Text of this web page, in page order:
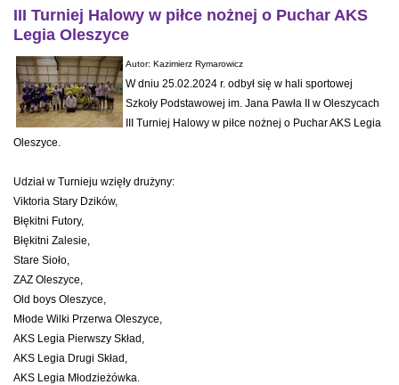
III Turniej Halowy w piłce nożnej o Puchar AKS
Legia Oleszyce
Autor: Kazimierz Rymarowicz
W dniu 25.02.2024 r. odbył się w hali sportowej
Szkoły Podstawowej im. Jana Pawła II w Oleszycach
III Turniej Halowy w piłce nożnej o Puchar AKS Legia
Oleszyce.
Udział w Turnieju wzięły drużyny:
Viktoria Stary Dzików,
Błękitni Futory,
Błękitni Zalesie,
Stare Sioło,
ZAZ Oleszyce,
Old boys Oleszyce,
Młode Wilki Przerwa Oleszyce,
AKS Legia Pierwszy Skład,
AKS Legia Drugi Skład,
AKS Legia Młodzieżówka.